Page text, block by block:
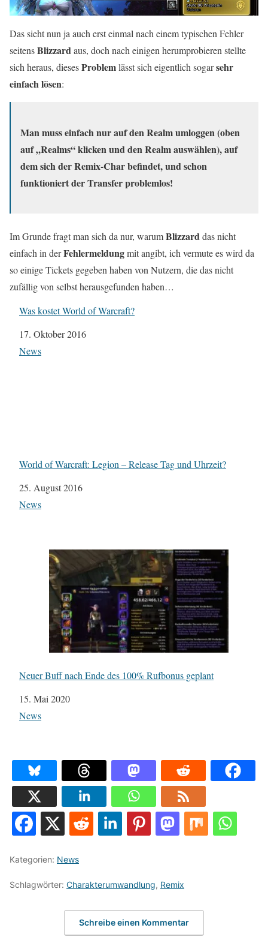
Das sieht nun ja auch erst einmal nach einem typischen Fehler
seitensBlizzard aus, doch nach einigen herumprobieren stellte
sich heraus, diesesProblemlässt sich eigentlich sogarsehr
einfach lösen:
Man muss einfach nur auf den Realm umloggen (oben
auf „Realms“ klicken und den Realm auswählen), auf
dem sich der Remix-Char befindet, und schon
funktioniert der Transfer problemlos!
Im Grunde fragt man sich da nur, warumBlizzarddas nicht
einfach in derFehlermeldungmit angibt, ich vermute es wird da
so einige Tickets gegeben haben von Nutzern, die das nicht
zufällig von selbst herausgefunden haben…
Was kostet World of Warcraft?
Datum
17. Oktober 2016
In Bezug auf
News
World of Warcraft: Legion – Release Tag und Uhrzeit?
Datum
25. August 2016
In Bezug auf
News
Neuer Buff nach Ende des 100% Rufbonus geplant
Datum
15. Mai 2020
In Bezug auf
News
Kategorien: News
Schlagwörter: Charakterumwandlung, Remix
Schreibe einen Kommentar